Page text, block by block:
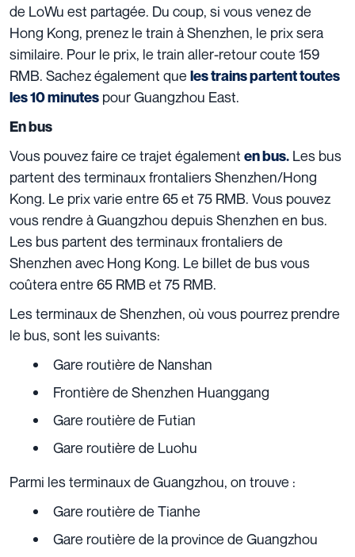
de LoWu est partagée. Du coup, si vous venez de
Hong Kong, prenez le train à Shenzhen, le prix sera
similaire. Pour le prix, le train aller-retour coute 159
RMB. Sachez également que les trains partent toutes
les 10 minutes pour Guangzhou East.
En bus
Vous pouvez faire ce trajet également en bus. Les bus
partent des terminaux frontaliers Shenzhen/Hong
Kong. Le prix varie entre 65 et 75 RMB. Vous pouvez
vous rendre à Guangzhou depuis Shenzhen en bus.
Les bus partent des terminaux frontaliers de
Shenzhen avec Hong Kong. Le billet de bus vous
coûtera entre 65 RMB et 75 RMB.
Les terminaux de Shenzhen, où vous pourrez prendre
le bus, sont les suivants:
Gare routière de Nanshan
Frontière de Shenzhen Huanggang
Gare routière de Futian
Gare routière de Luohu
Parmi les terminaux de Guangzhou, on trouve :
Gare routière de Tianhe
Gare routière de la province de Guangzhou